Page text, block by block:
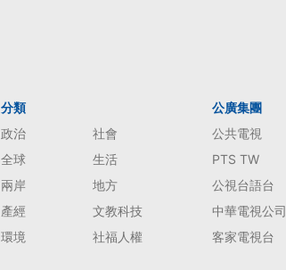
分類
政治
社會
全球
生活
兩岸
地方
產經
文教科技
環境
社福人權
公廣集團
公共電視
PTS TW
公視台語台
中華電視公司
客家電視台